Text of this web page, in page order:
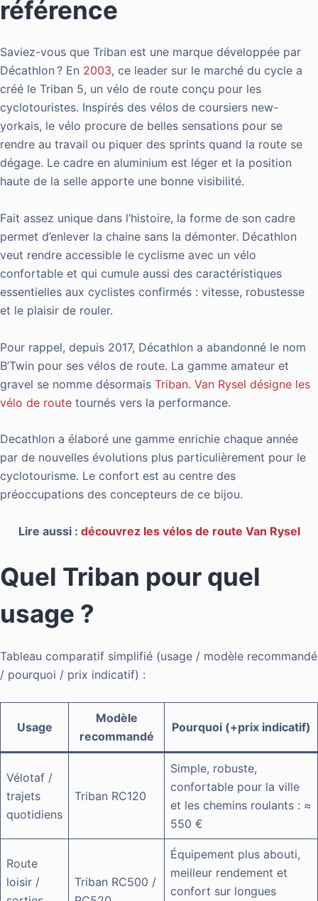
référence
Saviez-vous que Triban est une marque développée par
Décathlon ? En 2003, ce leader sur le marché du cycle a
créé le Triban 5, un vélo de route conçu pour les
cyclotouristes. Inspirés des vélos de coursiers new-
yorkais, le vélo procure de belles sensations pour se
rendre au travail ou piquer des sprints quand la route se
dégage. Le cadre en aluminium est léger et la position
haute de la selle apporte une bonne visibilité.
Fait assez unique dans l’histoire, la forme de son cadre
permet d’enlever la chaine sans la démonter. Décathlon
veut rendre accessible le cyclisme avec un vélo
confortable et qui cumule aussi des caractéristiques
essentielles aux cyclistes confirmés : vitesse, robustesse
et le plaisir de rouler.
Pour rappel, depuis 2017, Décathlon a abandonné le nom
B’Twin pour ses vélos de route. La gamme amateur et
gravel se nomme désormais Triban. Van Rysel désigne les
vélo de route tournés vers la performance.
Decathlon a élaboré une gamme enrichie chaque année
par de nouvelles évolutions plus particulièrement pour le
cyclotourisme. Le confort est au centre des
préoccupations des concepteurs de ce bijou.
Lire aussi : découvrez les vélos de route Van Rysel
Quel Triban pour quel
usage ?
Tableau comparatif simplifié (usage / modèle recommandé
/ pourquoi / prix indicatif) :
Usage
Modèle
recommandé
Pourquoi (+prix indicatif)
Vélotaf /
trajets
quotidiens
Triban RC120
Simple, robuste,
confortable pour la ville
et les chemins roulants : ≈
550 €
Route
loisir /
Triban RC500 /
Équipement plus abouti,
meilleur rendement et
confort sur longues